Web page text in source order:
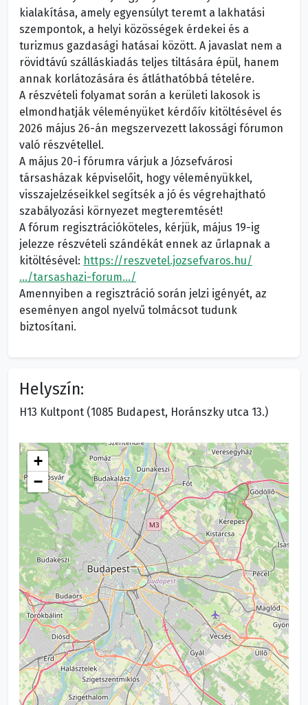
kialakítása, amely egyensúlyt teremt a lakhatási
szempontok, a helyi közösségek érdekei és a
turizmus gazdasági hatásai között. A javaslat nem a
rövidtávú szálláskiadás teljes tiltására épül, hanem
annak korlátozására és átláthatóbbá tételére.
A részvételi folyamat során a kerületi lakosok is
elmondhatják véleményüket kérdőív kitöltésével és
2026 május 26-án megszervezett lakossági fórumon
való részvétellel.
A május 20-i fórumra várjuk a Józsefvárosi
társasházak képviselőit, hogy véleményükkel,
visszajelzéseikkel segítsék a jó és végrehajtható
szabályozási környezet megteremtését!
A fórum regisztrációköteles, kérjük, május 19-ig
jelezze részvételi szándékát ennek az űrlapnak a
kitöltésével: https://reszvetel.jozsefvaros.hu/
…/tarsashazi-forum…/
Amennyiben a regisztráció során jelzi igényét, az
eseményen angol nyelvű tolmácsot tudunk
biztosítani.
Helyszín:
H13 Kultpont (1085 Budapest, Horánszky utca 13.)
+
−